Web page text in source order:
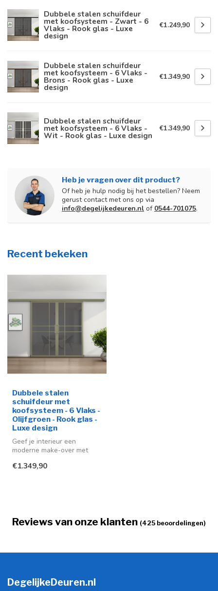
Dubbele stalen schuifdeur
met koofsysteem - Zwart - 6
Vlaks - Rook glas - Luxe
design
€1.249,90
Dubbele stalen schuifdeur
met koofsysteem - 6 Vlaks -
Brons - Rook glas - Luxe
design
€1.349,90
Dubbele stalen schuifdeur
met koofsysteem - 6 Vlaks -
Wit - Rook glas - Luxe design
€1.349,90
Heb je vragen over dit product?
Of heb je hulp nodig bij het bestellen? Neem
gerust contact met ons op via
info@degelijkedeuren.nl of 0544-701075.
Recent bekeken
Dubbele stalen
schuifdeur met
koofsysteem - 6 Vlaks -
Olijfgroen - Rook glas -
Luxe design
Geef je interieur een
moderne make-over met
schuifdeuren ...
€1.349,90
Reviews van onze klanten (425 beoordelingen)
DegelijkeDeuren.nl